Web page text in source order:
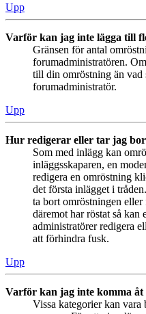
Upp
Varför kan jag inte lägga till
Gränsen för antal
forumadministratören.
till din omröstning än vad
forumadministratör.
Upp
Hur redigerar eller tar jag
Som med inlägg kan
inläggsskaparen, en
redigera en omröstning
det första inlägget i
ta bort omröstningen
däremot har röstat så kan
administratörer redigera
att förhindra fusk.
Upp
Varför kan jag inte komma åt
Vissa kategorier kan vara